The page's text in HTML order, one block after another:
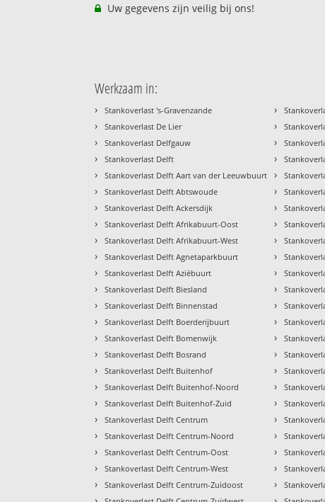
Uw gegevens zijn veilig bij ons!
Werkzaam in:
› Stankoverlast 's-Gravenzande
› Stankoverlast De Lier
› Stankoverlast Delfgauw
› Stankoverlast Delft
› Stankoverlast Delft Aart van der Leeuwbuurt
› Stankoverlast Delft Abtswoude
› Stankoverlast Delft Ackersdijk
› Stankoverlast Delft Afrikabuurt-Oost
› Stankoverlast Delft Afrikabuurt-West
› Stankoverlast Delft Agnetaparkbuurt
› Stankoverlast Delft Aziëbuurt
› Stankoverlast Delft Biesland
› Stankoverlast Delft Binnenstad
› Stankoverlast Delft Boerderijbuurt
› Stankoverlast Delft Bomenwijk
› Stankoverlast Delft Bosrand
› Stankoverlast Delft Buitenhof
› Stankoverlast Delft Buitenhof-Noord
› Stankoverlast Delft Buitenhof-Zuid
› Stankoverlast Delft Centrum
› Stankoverlast Delft Centrum-Noord
› Stankoverlast Delft Centrum-Oost
› Stankoverlast Delft Centrum-West
› Stankoverlast Delft Centrum-Zuidoost
›
›
›
›
›
›
›
›
›
›
›
›
›
›
›
›
›
›
›
›
›
›
›
›